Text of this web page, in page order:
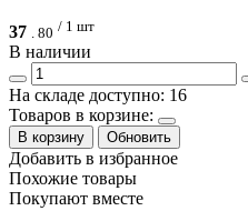
37 . 80 / 1 шт
В наличии
На складе доступно: 16
Товаров в корзине:
В корзину Обновить
Добавить в избранное
Похожие товары
Покупают вместе